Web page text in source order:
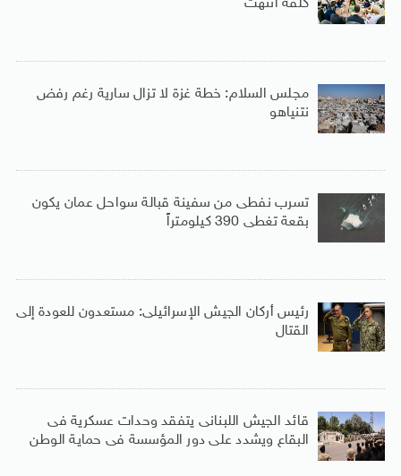
كلفة انتهت
مجلس السلام: خطة غزة لا تزال سارية رغم رفض
نتنياهو
تسرب نفطى من سفينة قبالة سواحل عمان يكون
بقعة تغطى 390 كيلومتراً
رئيس أركان الجيش الإسرائيلى: مستعدون للعودة إلى
القتال
قائد الجيش اللبنانى يتفقد وحدات عسكرية فى
البقاع ويشدد على دور المؤسسة فى حماية الوطن